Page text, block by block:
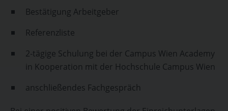
Bestätigung Arbeitgeber
Referenzliste
2-tägige Schulung bei der Campus Wien Academy
in Kooperation mit der Hochschule Campus Wien
anschließendes Fachgespräch